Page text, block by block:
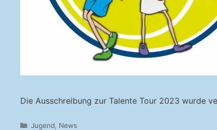
Die Ausschreibung zur Talente Tour 2023 wurde
Kategorien
Jugend, News